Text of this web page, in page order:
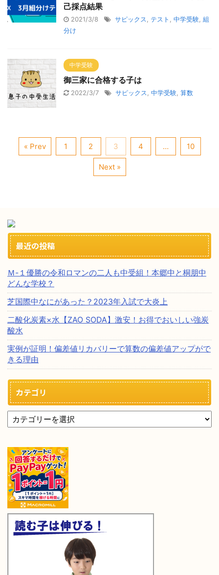
己採点結果
2021/3/8 サピックス テスト 中学受験 組
分け
中学受験
御三家に合格する子は
2022/3/7 サピックス 中学受験 算数
« Prev 1 2 3 4 … 10
Next »
最近の投稿
Ｍ-１優勝の令和ロマンの二人も中受組！本郷中と桐朋中
どんな学校？
芝国際中なにがあった？2023年入試で大炎上
二酸化炭素×水【ZAO SODA】激安！お得でおいしい強炭
酸水
実例が証明！偏差値リカバリーで算数の偏差値アップがで
きる理由
カテゴリ